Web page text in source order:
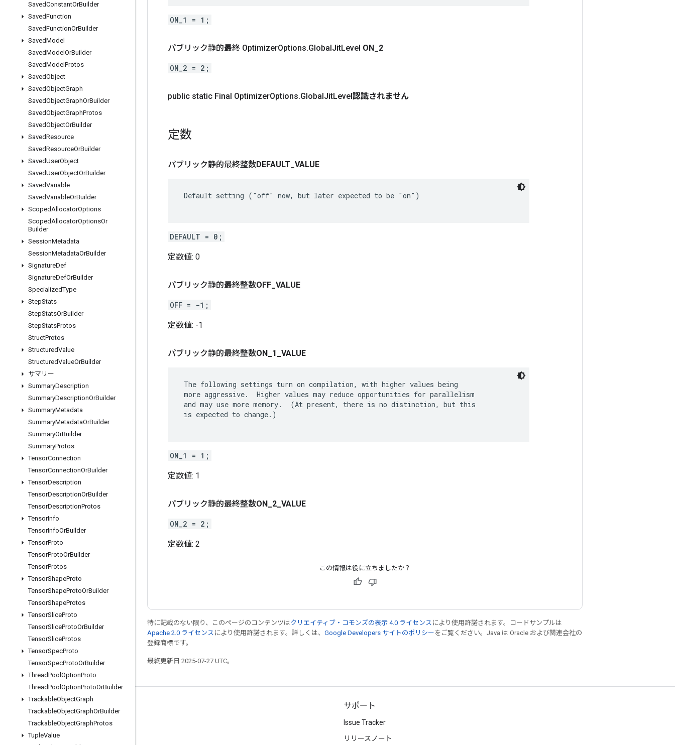
SavedConstantOrBuilder
SavedFunction
SavedFunctionOrBuilder
SavedModel
SavedModel OrBuilder
SavedModel Protos
SavedObject
SavedObjectGraph
SavedObjectGraphOrBuilder
SavedObjectGraphProtos
SavedObjectOrBuilder
SavedResource
SavedResourceOrBuilder
SavedUserObject
SavedUserObjectOrBuilder
SavedVariable
SavedVariableOrBuilder
ScopedAllocatorOptions
ScopedAllocatorOptionsOr
Builder
SessionMetadata
SessionMetadataOrBuilder
SignatureDef
SignatureDefOrBuilder
SpecializedType
StepStats
StepStatsOrBuilder
StepStatsProtos
StructProtos
StructuredValue
StructuredValueOrBuilder
サマリー
SummaryDescription
SummaryDescriptionOrBuilder
SummaryMetadata
SummaryMetadataOrBuilder
SummaryOrBuilder
SummaryProtos
TensorConnection
TensorConnectionOrBuilder
TensorDescription
TensorDescriptionOrBuilder
TensorDescriptionProtos
TensorInfo
TensorInfoOrBuilder
TensorProto
TensorProtoOrBuilder
TensorProtos
TensorShapeProto
TensorShapeProtoOrBuilder
TensorShapeProtos
TensorSliceProto
TensorSliceProtoOrBuilder
TensorSliceProtos
TensorSpecProto
TensorSpecProtoOrBuilder
ThreadPool OptionProto
ThreadPool OptionProtoOrBuilder
TrackableObjectGraph
TrackableObjectGraphOrBuilder
TrackableObjectGraphProtos
TupleValue
ON_1 = 1;
パブリック静的最終 OptimizerOptions.GlobalJitLevel ON 2
ON_2 = 2;
public static Final OptimizerOptions.GlobalJitLevel認識されません
定数
パブリック静的最終整数DEFAULT VALUE
Default setting ("off" now, but later expected to be "on")
DEFAULT = 0;
定数値: 0
パブリック静的最終整数OFF VALUE
OFF = -1;
定数値: -1
パブリック静的最終整数ON 1 VALUE
The following settings turn on compilation, with higher values being
more aggressive.  Higher values may reduce opportunities for parallelism
and may use more memory.  (At present, there is no distinction, but this
is expected to change.)
ON_1 = 1;
定数値: 1
パブリック静的最終整数ON 2 VALUE
ON_2 = 2;
定数値: 2
この情報は役に立ちましたか？
特に記載のない限り、このページのコンテンツはクリエイティブ・コモンズの表示 4.0 ライセンス により使用許諾されます。コードサンプルは
Apache 2.0 ライセンス により使用許諾されます。詳しくは、 Google Developers サイトのポリシー をご覧ください。Java は Oracle および関連会社の
登録商標です。
最終更新日 2025-07-27 UTC。
つながる
ブログ
フォーラム
サポート
Issue Tracker
リリースノート